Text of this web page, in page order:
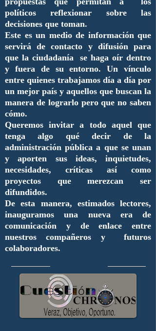
políticos reflexionar sobre las
decisiones que toman.
Este es un medio de información que
servirá de contacto y difusión para
que la ciudadanía se haga oír dentro
y fuera de su entorno. Un vínculo
entre quienes trabajamos día a día por
un mejor país y aquellos que buscan la
manera de lograrlo pero que no saben
cómo.
Queremos invitar a todo aquel que
tenga algo qué decir de la
administración pública a que se unan
y aporten sus ideas, inquietudes,
necesidades, críticas así como
proyectos que merezcan ser
difundidos.
De esta manera, estimados lectores,
inauguramos una nueva era de
comunicación y de enlace entre
nuestros compañeros y futuros
colaboradores.